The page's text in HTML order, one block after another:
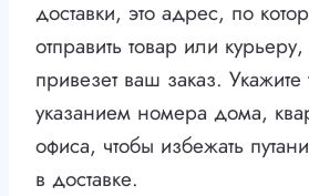
доставки, это адрес, по
отправить товар или
привезет ваш заказ.
указанием номера дома,
офиса, чтобы избежать
в доставке.